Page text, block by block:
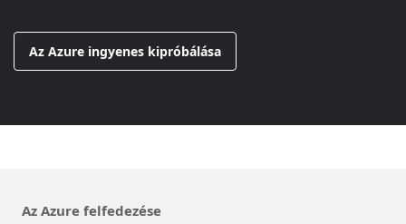
Az Azure ingyenes kipróbálása
Az Azure felfedezése